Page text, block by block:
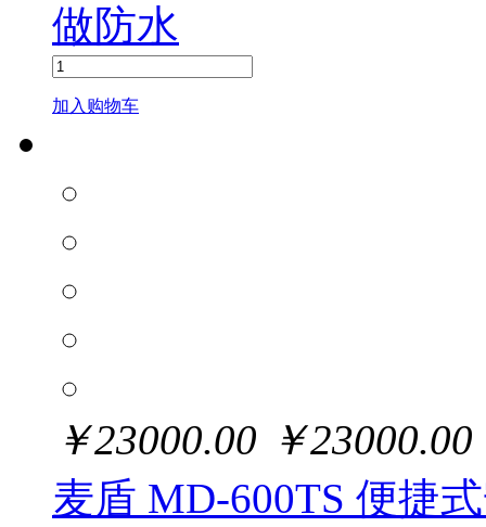
做防水
加入购物车
￥23000.00 ￥23000.00
麦盾 MD-600TS 便捷